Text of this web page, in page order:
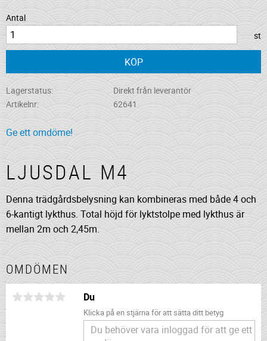
Antal
st
KÖP
Lagerstatus
Direkt från leverantör
Artikelnr
62641
Ge ett omdöme!
LJUSDAL M4
Denna trädgårdsbelysning kan kombineras med både 4 och
6-kantigt lykthus. Total höjd för lyktstolpe med lykthus är
mellan 2m och 2,45m.
OMDÖMEN
Du
Klicka på en stjärna för att sätta ditt betyg